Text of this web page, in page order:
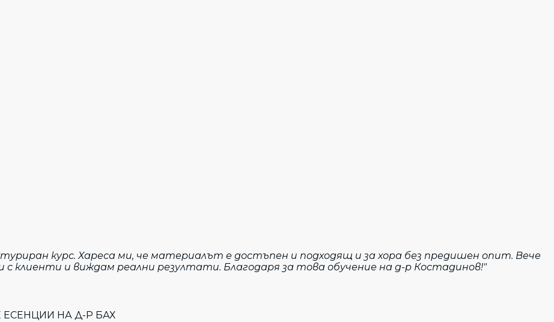
курс. Хареса ми, че материалът е достъпен и подходящ и за хора без предишен опит. Вече
клиенти и виждам реални резултати. Благодаря за това обучение на д-р Костадинов!"
НА Д-Р БАХ